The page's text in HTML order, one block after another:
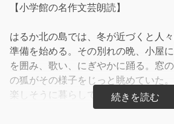
【小学館の名作文芸朗読】
はるか北の島では、冬が近づくと人
準備を始める。その別れの晩、小屋
を囲み、歌い、にぎやかに踊る。窓
の狐がその様子をじっと眺めていた
楽しそうに暮らしているのに……」
に踊ってみたいという、ふとした願い